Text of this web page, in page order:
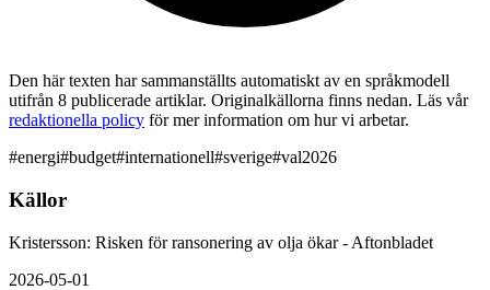
Den här texten har sammanställts automatiskt av en språkmodell
utifrån 8 publicerade artiklar. Originalkällorna finns nedan. Läs vår
redaktionella policy för mer information om hur vi arbetar.
#energi#budget#internationell#sverige#val2026
Källor
Kristersson: Risken för ransonering av olja ökar - Aftonbladet
2026-05-01